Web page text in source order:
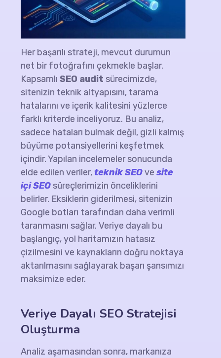
Her başarılı strateji, mevcut durumun
net bir fotoğrafını çekmekle başlar.
KapsamlıSEO audit sürecimizde,
sitenizin teknik altyapısını, tarama
hatalarını ve içerik kalitesini yüzlerce
farklı kriterde inceliyoruz. Bu analiz,
sadece hataları bulmak değil, gizli kalmış
büyüme potansiyellerini keşfetmek
içindir. Yapılan incelemeler sonucunda
elde edilen veriler,teknik SEOvesite
içi SEO süreçlerimizin önceliklerini
belirler. Eksiklerin giderilmesi, sitenizin
Google botları tarafından daha verimli
taranmasını sağlar. Veriye dayalı bu
başlangıç, yol haritamızın hatasız
çizilmesini ve kaynakların doğru noktaya
aktarılmasını sağlayarak başarı şansımızı
maksimize eder.
Veriye Dayalı SEO Stratejisi
Oluşturma
Analiz aşamasından sonra, markanıza